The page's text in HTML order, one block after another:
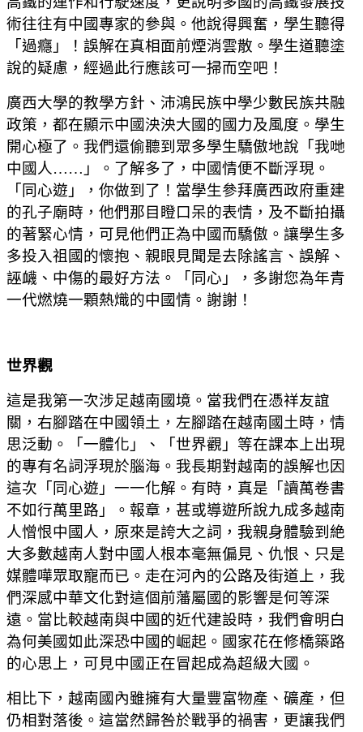
術往往有中國專家的參與。他說得興奮，學生聽得
「過癮」！誤解在真相面前煙消雲散。學生道聽塗
說的疑慮，經過此行應該可一掃而空吧！
廣西大學的教學方針、沛鴻民族中學少數民族共融
政策，都在顯示中國泱泱大國的國力及風度。學生
開心極了。我們還偷聽到眾多學生驕傲地說「我哋
中國人……」。了解多了，中國情便不斷浮現。
「同心遊」，你做到了！當學生參拜廣西政府重建
的孔子廟時，他們那目瞪口呆的表情，及不斷拍攝
的著緊心情，可見他們正為中國而驕傲。讓學生多
多投入祖國的懷抱、親眼見聞是去除謠言、誤解、
誣衊、中傷的最好方法。「同心」，多謝您為年青
一代燃燒一顆熱熾的中國情。謝謝！
世界觀
這是我第一次涉足越南國境。當我們在憑祥友誼
關，右腳踏在中國領土，左腳踏在越南國土時，情
思泛動。「一體化」、「世界觀」等在課本上出現
的專有名詞浮現於腦海。我長期對越南的誤解也因
這次「同心遊」一一化解。有時，真是「讀萬卷書
不如行萬里路」。報章，甚或導遊所說九成多越南
人憎恨中國人，原來是誇大之詞，我親身體驗到絶
大多數越南人對中國人根本毫無偏見、仇恨、只是
媒體嘩眾取寵而已。走在河內的公路及街道上，我
們深感中華文化對這個前藩屬國的影響是何等深
遠。當比較越南與中國的近代建設時，我們會明白
為何美國如此深恐中國的崛起。國家花在修橋築路
的心思上，可見中國正在冒起成為超級大國。
相比下，越南國內雖擁有大量豐富物產、礦產，但
仍相對落後。這當然歸咎於戰爭的禍害，更讓我們